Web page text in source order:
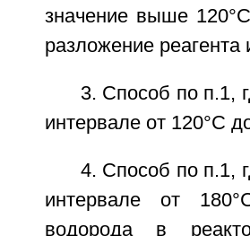
значение выше
разложение реагента
3. Способ по п.1,
интервале от 120°С
4. Способ по п.1,
интервале от
водорода в